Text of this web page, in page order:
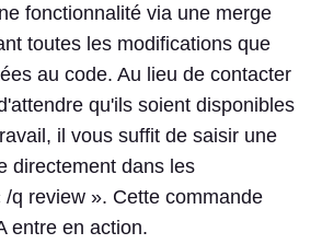
fonctionnalité via une merge
toutes les modifications que
au code. Au lieu de contacter
qu'ils soient disponibles
il vous suffit de saisir une
directement dans les
q review ». Cette commande
entre en action.